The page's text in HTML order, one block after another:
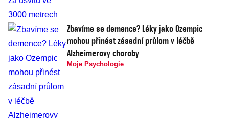
Zbavíme se demence? Léky jako Ozempic
mohou přinést zásadní průlom v léčbě
Alzheimerovy choroby
Moje Psychologie